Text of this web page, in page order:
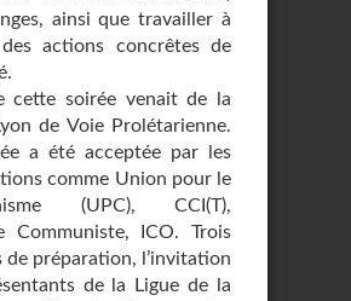
ainsi que travailler à
actions concrêtes de
cette soirée venait de la
de Voie Prolétarienne.
a été acceptée par les
comme Union pour le
(UPC), CCI(T),
Communiste, ICO. Trois
de préparation, l’invitation
de la Ligue de la